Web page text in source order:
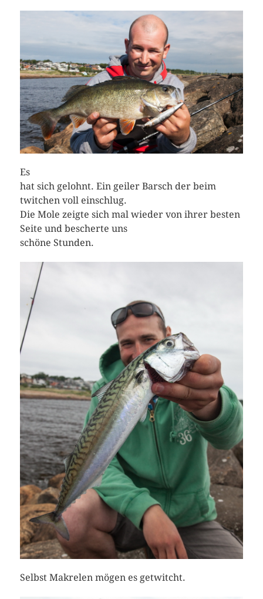
Es
hat sich gelohnt. Ein geiler Barsch der beim
twitchen voll einschlug.
Die Mole zeigte sich mal wieder von ihrer besten
Seite und bescherte uns
schöne Stunden.
Selbst Makrelen mögen es getwitcht.